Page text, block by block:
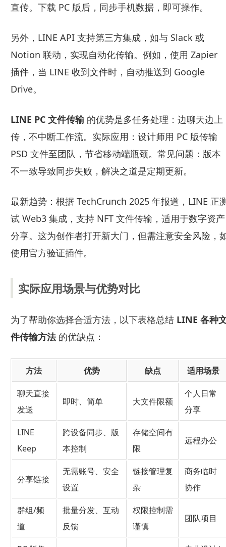
直传。下载 PC 版后，同步手机数据，即可操作。
另外，LINE API 支持第三方集成，如与 Slack 或
Notion 联动，实现自动化传输。例如，使用 Zapier
插件，当 LINE 收到文件时，自动推送到 Google
Drive。
LINE PC 文件传输的优势是多任务处理：边聊天边上
传，不中断工作流。实际应用：设计师用 PC 版传输
PSD 文件至团队，节省移动端瓶颈。常见问题：版本
不一致导致同步失败，解决之道是定期更新。
最新趋势：根据 TechCrunch 2025 年报道，LINE 正
试 Web3 集成，支持 NFT 文件传输，适用于数字资产
分享。这为创作者打开新大门，但需注意安全风险，
使用官方验证插件。
实际应用场景与优势对比
为了帮助你选择合适方法，以下表格总结 LINE 各种
件传输方法的优缺点：
方法 优势 缺点 适用场景
聊天直接
发送
即时、简单 大文件限额
个人日常
分享
LINE
Keep
跨设备同步、版
本控制
存储空间有
限
远程办公
分享链接
无需账号、安全
设置
链接管理复
杂
商务临时
协作
群组/频
道
批量分发、互动
反馈
权限控制需
谨慎
团队项目